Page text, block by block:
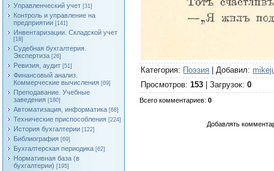
Управленческий учет [31]
Контроль и управление на
предприятии [141]
Инвентаризации. Складской учет
[18]
Судебная бухгалтерия.
Экспертиза [26]
Ревизия, аудит [51]
Финансовый анализ.
Коммерческие вычисления [69]
Преподавание. Учебные
заведения [180]
Автоматизация, информатика [68]
Технические приспособления [224]
История бухгалтерии [122]
Библиография [69]
Бухгалтерская периодика [62]
Нормативная база (в
бухгалтерии) [195]
Категория: Поэзия |Добавил:
Просмотров:153 |Загрузок:0
Всего комментариев:0
Добавлять